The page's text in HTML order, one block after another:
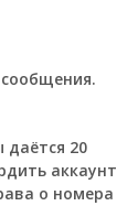
даётся 20
аккаунт
о номера